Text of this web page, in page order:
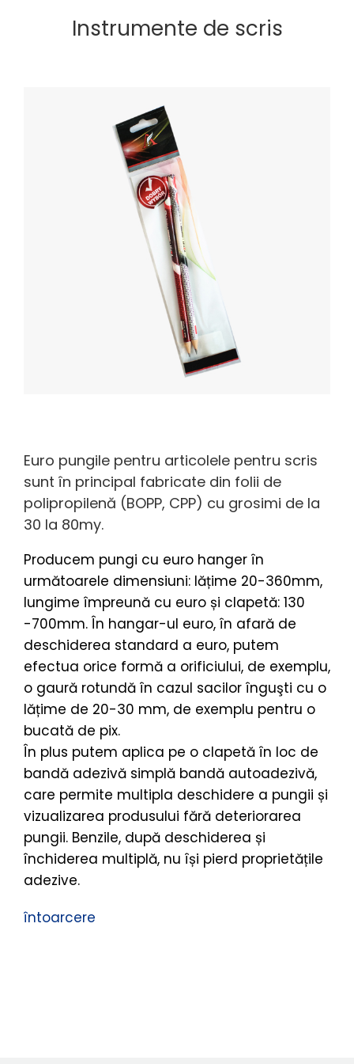
Instrumente de scris
Euro pungile pentru articolele pentru scris
sunt în principal fabricate din folii de
polipropilenă (BOPP, CPP) cu grosimi de la
30 la 80my.
Producem pungi cu euro hanger în
următoarele dimensiuni: lățime 20-360mm,
lungime împreună cu euro și clapetă: 130
-700mm. În hangar-ul euro, în afară de
deschiderea standard a euro, putem
efectua orice formă a orificiului, de exemplu,
o gaură rotundă în cazul sacilor înguşti cu o
lățime de 20-30 mm, de exemplu pentru o
bucată de pix.
În plus putem aplica pe o clapetă în loc de
bandă adezivă simplă bandă autoadezivă,
care permite multipla deschidere a pungii și
vizualizarea produsului fără deteriorarea
pungii. Benzile, după deschiderea și
închiderea multiplă, nu își pierd proprietățile
adezive.
întoarcere